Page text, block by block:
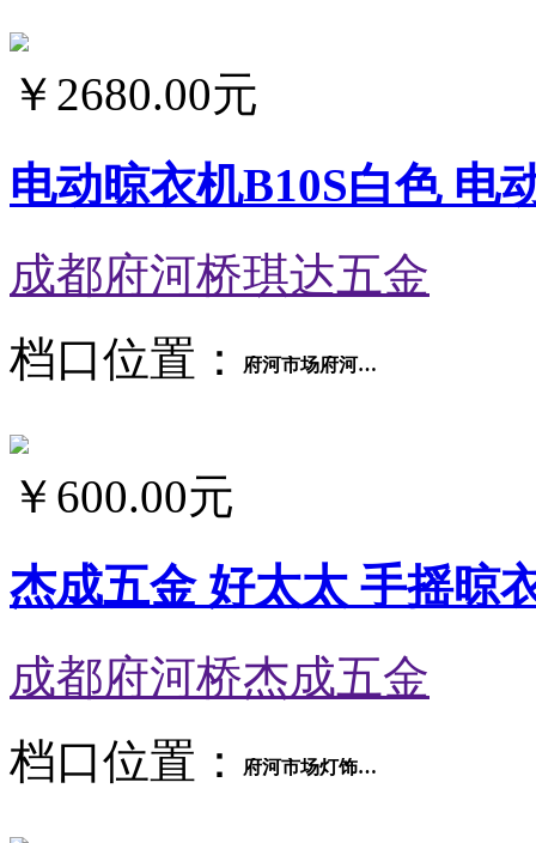
￥ 2680.00元
电动晾衣机B10S白色 电
成都府河桥琪达五金
档口位置：
府河市场府河大道9区28-29号
￥ 600.00元
杰成五金 好太太 手摇晾
成都府河桥杰成五金
档口位置：
府河市场灯饰交易区五金厨卫6厅10号